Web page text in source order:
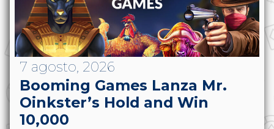
7 agosto, 2026
Booming Games Lanza Mr.
Oinkster’s Hold and Win
10,000